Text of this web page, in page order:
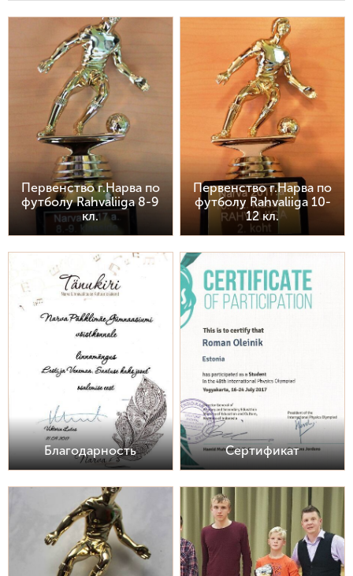
Первенство г.Нарва по
футболу Rahvaliiga 8-9
кл.
Первенство г.Нарва по
футболу Rahvaliiga 10-
12 кл.
Благодарность Сертификат